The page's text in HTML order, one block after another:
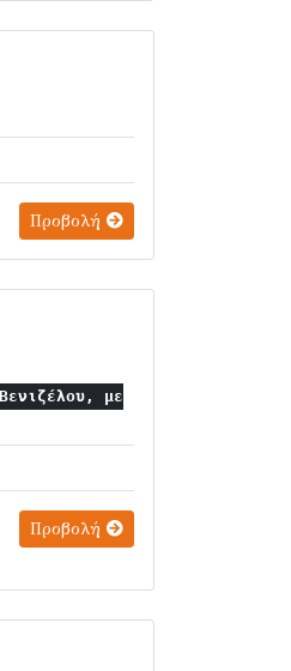
Προβολή
με
Προβολή